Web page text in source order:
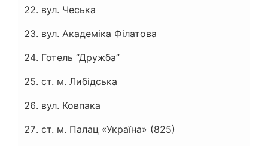
вул. Чеська
вул. Академіка Філатова
Готель “Дружба”
ст. м. Либідська
вул. Ковпака
ст. м. Палац «Україна» (825)